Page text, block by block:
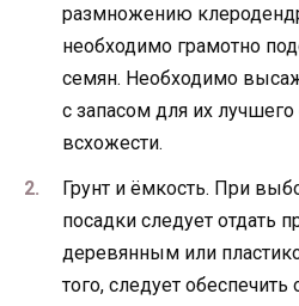
размножению
необходимо грамотно
семян. Необходимо
с запасом для их лучшего
всхожести.
Грунт и ёмкость. При
посадки следует отдать
деревянным или
того, следует